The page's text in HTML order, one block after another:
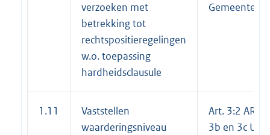
verzoeken met
betrekking tot
rechtspositieregelingen
w.o. toepassing
hardheidsclausule
Gemeente
1.11
Vaststellen
waarderingsniveau
Art. 3:2 ARU
3b en 3c URU